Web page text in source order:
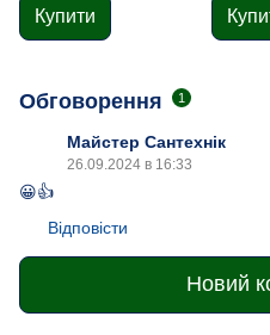
зліва Brushed у
комплекті з
кухонної мийки
Купити
Обговорення 1
Майстер Сантехнік
26.09.2024 в 16:33
😀👍
Відповісти
Новий